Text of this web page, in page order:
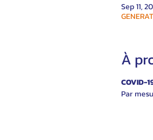
Sep 11,
À
COVID-
Par